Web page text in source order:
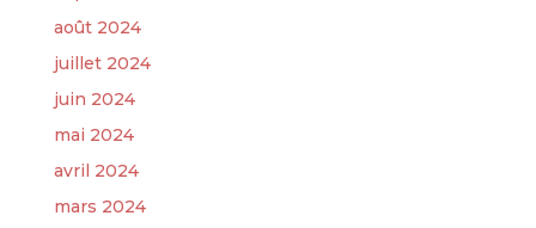
août 2024
juillet 2024
juin 2024
mai 2024
avril 2024
mars 2024